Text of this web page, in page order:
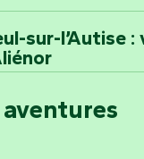
sur-l’Autise
Payré :
aventures